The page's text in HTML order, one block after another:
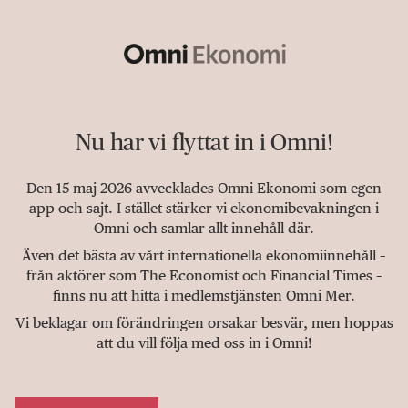
Nu har vi flyttat in i Omni!
Den 15 maj 2026 avvecklades Omni Ekonomi som egen
app och sajt. I stället stärker vi ekonomibevakningen i
Omni och samlar allt innehåll där.
Även det bästa av vårt internationella ekonomiinnehåll –
från aktörer som The Economist och Financial Times –
finns nu att hitta i medlemstjänsten Omni Mer.
Vi beklagar om förändringen orsakar besvär, men hoppas
att du vill följa med oss in i Omni!